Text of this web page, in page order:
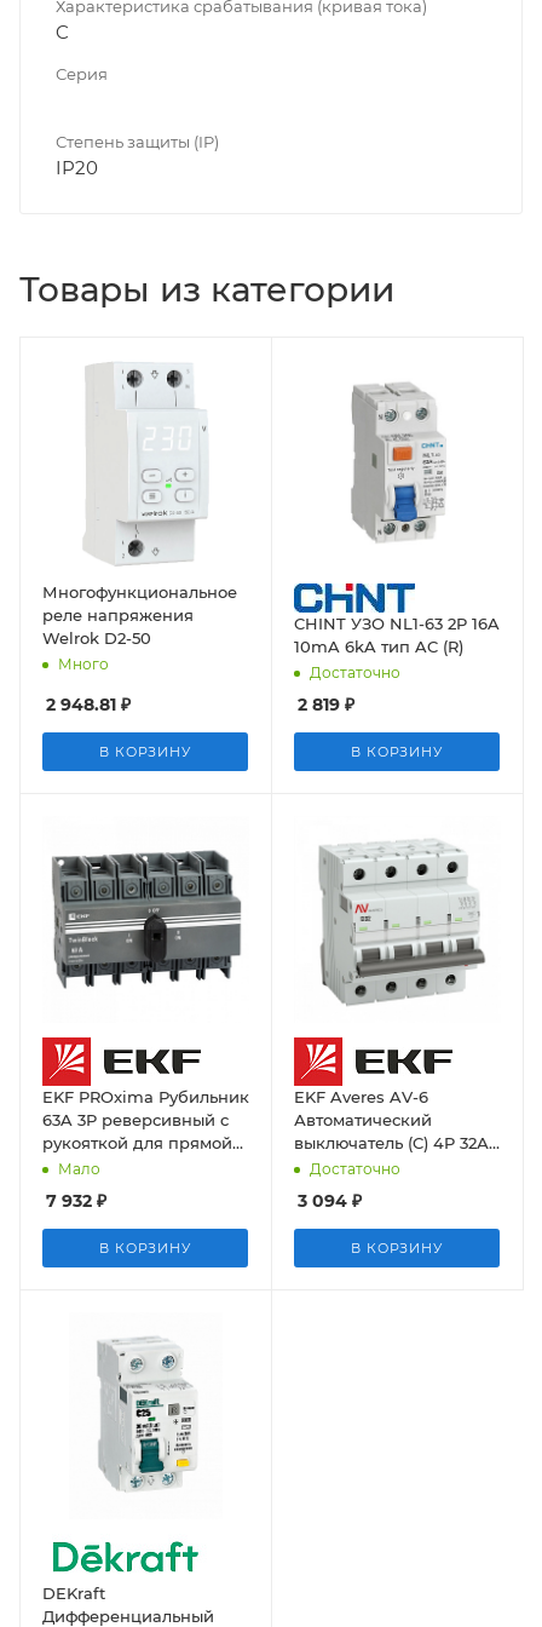
Характеристика срабатывания (кривая тока)
C
Серия
Степень защиты (IP)
IP20
Товары из категории
Многофункциональное
реле напряжения
Welrok D2-50
Много
2 948.81 ₽
В КОРЗИНУ
CHINT УЗО NL1-63 2P 16A
10mA 6kA тип AC (R)
Достаточно
2 819 ₽
В КОРЗИНУ
EKF PROxima Рубильник
63A 3P реверсивный c
рукояткой для прямой
установки TwinBlock
Мало
7 932 ₽
В КОРЗИНУ
EKF Averes AV-6
Автоматический
выключатель (C) 4P 32А
6kAДостаточно
3 094 ₽
В КОРЗИНУ
DEKraft
Дифференциальный